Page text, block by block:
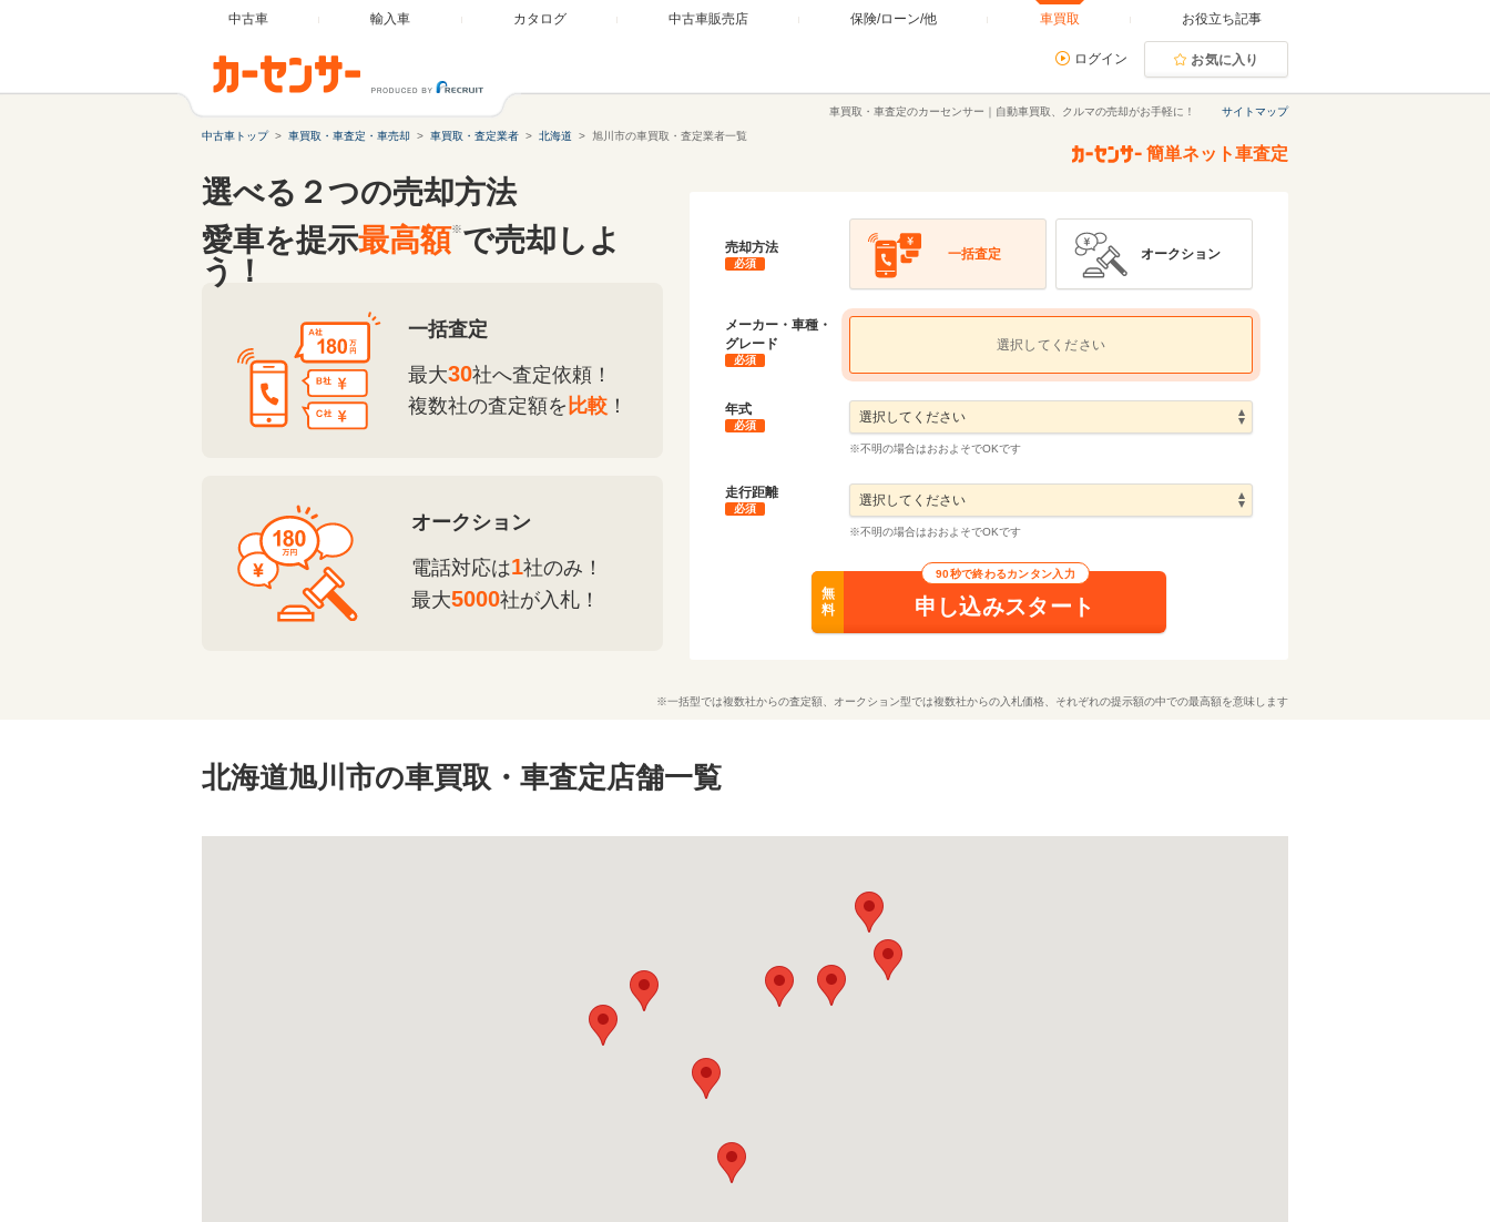
中古車 輸入車 カタログ 中古車販売店 保険/ローン/他 車買取 お役立ち記事
ログイン お気に入り
サイトマップ
車買取・車査定のカーセンサー｜自動車買取、クルマの売却がお手軽に！
中古車トップ
車買取・車査定・車売却 車買取・査定業者 北海道 旭川市の車買取・査定業者一覧
選べる２つの売却方法
愛車を提示最高額※で売却しよ
う！
一括査定
最大30社へ査定依頼！
複数社の査定額を 比較 ！
オークション
電話対応は1社のみ！
最大5000社が入札！
簡単ネット車査定
売却方法
必須
一括査定 オークション
メーカー・車種・
グレード
必須
選択してください
年式
必須
※不明の場合はおおよそでOKです
走行距離
必須
※不明の場合はおおよそでOKです
90秒で終わるカンタン入力
無
料
申し込みスタート
※一括型では複数社からの査定額、オークション型では複数社からの入札価格、それぞれの提示額の中での最高額を意味します
北海道旭川市の車買取・車査定店舗一覧